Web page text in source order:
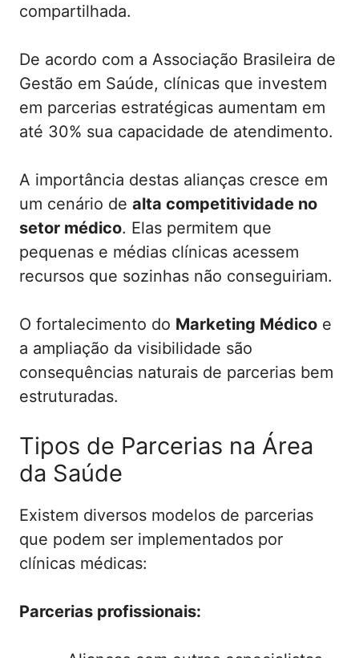
compartilhada.
De acordo com a Associação Brasileira de
Gestão em Saúde, clínicas que investem
em parcerias estratégicas aumentam em
até 30% sua capacidade de atendimento.
A importância destas alianças cresce em
um cenário de alta competitividade no
setor médico. Elas permitem que
pequenas e médias clínicas acessem
recursos que sozinhas não conseguiriam.
O fortalecimento do Marketing Médico e
a ampliação da visibilidade são
consequências naturais de parcerias bem
estruturadas.
Tipos de Parcerias na Área
da Saúde
Existem diversos modelos de parcerias
que podem ser implementados por
clínicas médicas:
Parcerias profissionais: